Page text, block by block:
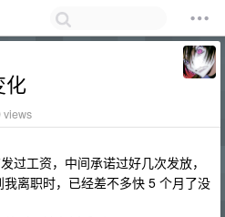
化
views
过工资，中间承诺过好几次发放，
离职时，已经差不多快 5 个月了没